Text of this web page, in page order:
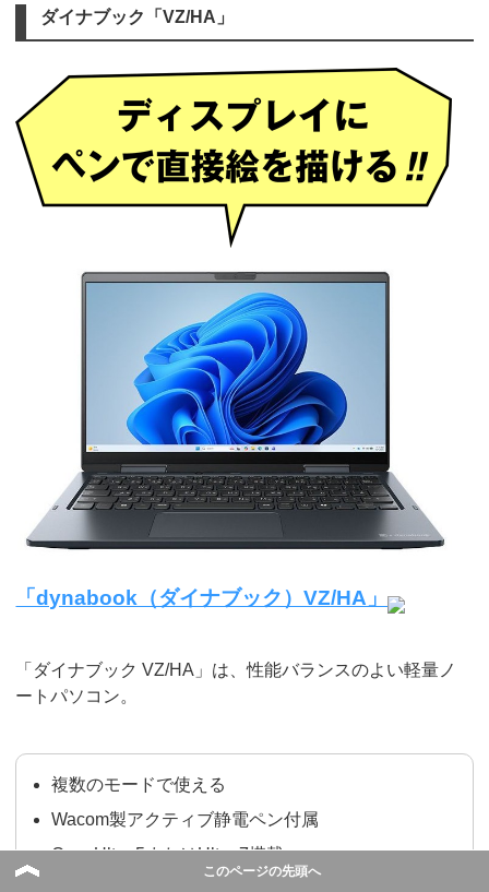
ダイナブック「VZ/HA」
「dynabook（ダイナブック）VZ/HA」
「ダイナブック VZ/HA」は、性能バランスのよい軽量ノ
ートパソコン。
複数のモードで使える
Wacom製アクティブ静電ペン付属
Core Ultra 5またはUltra 7搭載
このページの先頭へ